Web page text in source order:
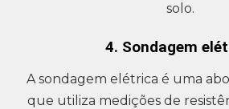
solo.
4. Sondagem
A sondagem elétrica é uma
que utiliza medições de